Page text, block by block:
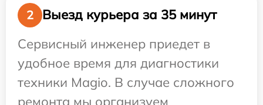
2
Выезд курьера за 35 минут
Сервисный инженер приедет в
удобное время для диагностики
техники Magio. В случае сложного
ремонта мы организуем